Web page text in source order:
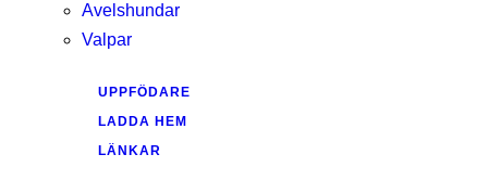
Avelshundar
Valpar
UPPFÖDARE
LADDA HEM
LÄNKAR